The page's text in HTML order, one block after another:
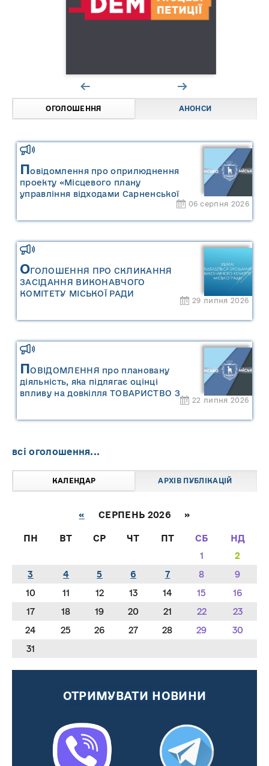
ОГОЛОШЕННЯ АНОНСИ
Повідомлення про оприлюднення
проекту «Місцевого плану
управління відходами Сарненської
міської територіальної громади» та
управління відходами Сарненської
міської територіальної громади»
06 серпня 2026
ОГОЛОШЕННЯ ПРО СКЛИКАННЯ
ЗАСІДАННЯ ВИКОНАВЧОГО
КОМІТЕТУ МІСЬКОЇ РАДИ
29 липня 2026
ПОВІДОМЛЕННЯ про плановану
діяльність, яка підлягає оцінці
впливу на довкілля ТОВАРИСТВО З
22 липня 2026
всі оголошення...
КАЛЕНДАР АРХІВ ПУБЛІКАЦІЙ
« СЕРПЕНЬ 2026 »
ПН ВТ СР ЧТ ПТ СБ
НД
1
2
3
4 5 6 7 8
9
10
11 12 13 14 15
16
17
18 19 20 21 22
23
24
25 26 27 28 29
30
31
ОТРИМУВАТИ НОВИНИ